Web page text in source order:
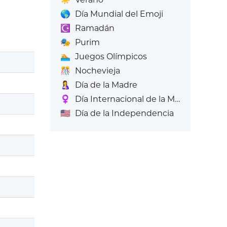
🌎 Día Mundial del Emoji
☪️
Ramadán
🎭 Purim
🏊 Juegos Olímpicos
🎊
Nochevieja
🤱
Día de la Madre
♀️
Día Internacional de la Mujer
🇺🇸 Día de la Independencia